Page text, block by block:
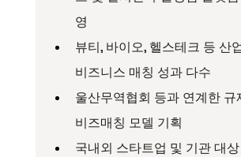
영
뷰티, 바이오, 헬스테크 등 산
비즈니스 매칭 성과 다수
울산무역협회 등과 연계한 규
비즈매칭 모델 기획
국내외 스타트업 및 기관 대